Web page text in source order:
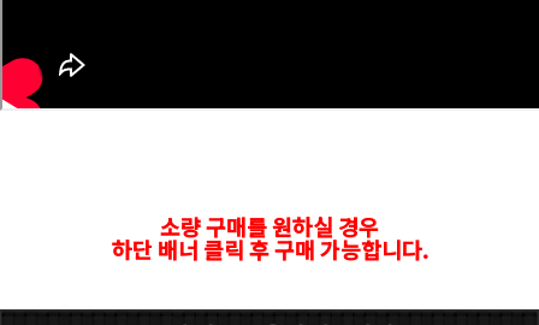
소량 구매를 원하실 경우
하단 배너 클릭 후 구매 가능합니다.